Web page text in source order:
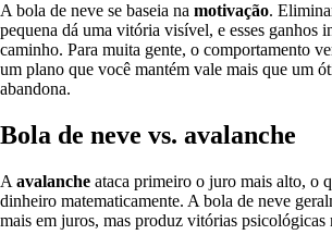
A bola de neve se baseia na motivação.
pequena dá uma vitória visível, e esses ganhos
caminho. Para muita gente, o comportamento
um plano que você mantém vale mais que um
abandona.
Bola de neve vs. avalanche
A avalanche ataca primeiro o juro mais alto, o
dinheiro matematicamente. A bola de neve
mais em juros, mas produz vitórias psicológicas